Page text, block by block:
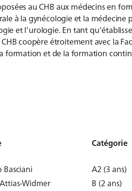
au CHB aux médecins en
à la gynécologie et la médecine
et l’urologie. En tant
coopère étroitement avec la
formation et de la formation
Catégorie
Basciani
A2 (3 ans)
Widmer
B (2 ans)